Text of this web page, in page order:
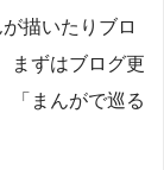
描いたりブロ
まずはブログ更
「まんがで巡る